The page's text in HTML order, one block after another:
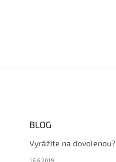
BLOG
Vyrážíte na dovolenou?